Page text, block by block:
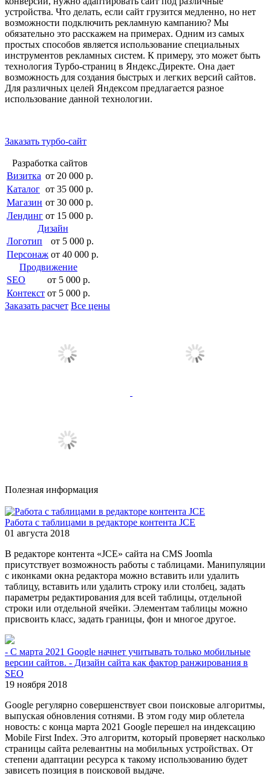
устройства. Что делать, если сайт грузится медленно, но нет
возможности подключить рекламную кампанию? Мы
обязательно это расскажем на примерах. Одним из самых
простых способов является использование специальных
инструментов рекламных систем. К примеру, это может быть
технология Турбо-страниц в Яндекс.Директе. Она дает
возможность для создания быстрых и легких версий сайтов.
Для различных целей Яндексом предлагается разное
использование данной технологии.
Заказать турбо-сайт
Разработка сайтов
Визитка от 20 000 р.
Каталог от 35 000 р.
Магазин от 30 000 р.
Лендинг от 15 000 р.
Дизайн
Логотип
от 5 000 р.
Персонаж от 40 000 р.
Продвижение
SEO
от 5 000 р.
Контекст от 5 000 р.
Заказать расчет Все цены
Полезная информация
Работа с таблицами в редакторе контента JCE
01 августа 2018
В редакторе контента «JCE» сайта на CMS Joomla
присутствует возможность работы с таблицами. Манипуляции
с иконками окна редактора можно вставить или удалить
таблицу, вставить или удалить строку или столбец, задать
параметры редактирования для всей таблицы, отдельной
строки или отдельной ячейки. Элементам таблицы можно
присвоить класс, задать границы, фон и многое другое.
- С марта 2021 Google начнет учитывать только мобильные
версии сайтов. - Дизайн сайта как фактор ранжирования в
SEO
19 ноября 2018
Google регулярно совершенствует свои поисковые алгоритмы,
выпуская обновления сотнями. В этом году мир облетела
новость: с конца марта 2021 Google перешел на индексацию
Mobile First Index. Это алгоритм, который проверяет насколько
страницы сайта релевантны на мобильных устройствах. От
степени адаптации ресурса к такому использованию будет
зависеть позиция в поисковой выдаче.